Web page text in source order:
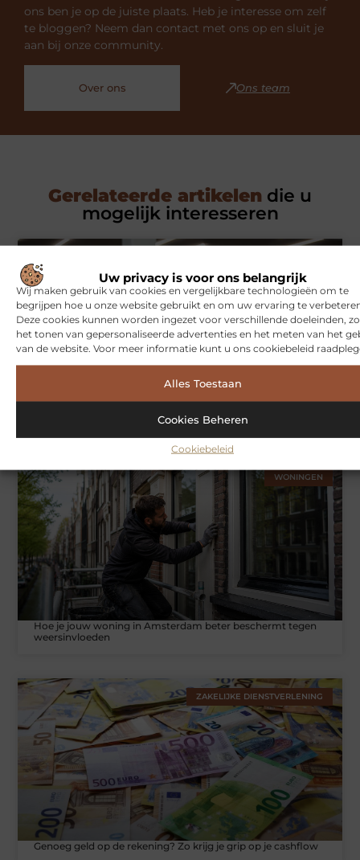
Uw privacy is voor ons belangrijk
Wij maken gebruik van cookies en vergelijkbare technologieën om te
begrijpen hoe u onze website gebruikt en om uw ervaring te
Deze cookies kunnen worden ingezet voor verschillende doeleinden,
het tonen van gepersonaliseerde advertenties en het meten van het
van de website. Voor meer informatie kunt u ons cookiebeleid
Alles Toestaan
Cookies Beheren
Cookiebeleid
ons ben je op de juiste plaats. Heb je interesse om zelf
te bloggen? Neem dan contact met ons op en sluit je
aan bij onze community.
Over ons Ons team
Gerelateerde artikelen die u
mogelijk interesseren
Symbiont360: Innovatieve EMS-training in Utrecht voor een
WONINGEN
Hoe je jouw woning in Amsterdam beter beschermt tegen
weersinvloeden
ZAKELIJKE DIENSTVERLENING
Genoeg geld op de rekening? Zo krijg je grip op je cashflow